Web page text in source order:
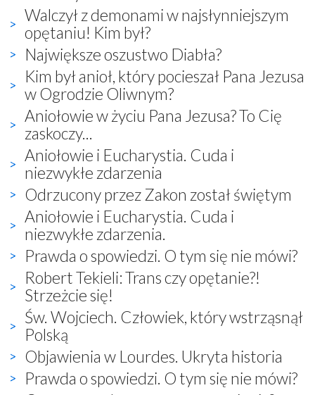
Walczył z demonami w najsłynniejszym
opętaniu! Kim był?
Największe oszustwo Diabła?
Kim był anioł, który pocieszał Pana Jezusa
w Ogrodzie Oliwnym?
Aniołowie w życiu Pana Jezusa? To Cię
zaskoczy...
Aniołowie i Eucharystia. Cuda i
niezwykłe zdarzenia
Odrzucony przez Zakon został świętym
Aniołowie i Eucharystia. Cuda i
niezwykłe zdarzenia.
Prawda o spowiedzi. O tym się nie mówi?
Robert Tekieli: Trans czy opętanie?!
Strzeżcie się!
Św. Wojciech. Człowiek, który wstrząsnął
Polską
Objawienia w Lourdes. Ukryta historia
Prawda o spowiedzi. O tym się nie mówi?